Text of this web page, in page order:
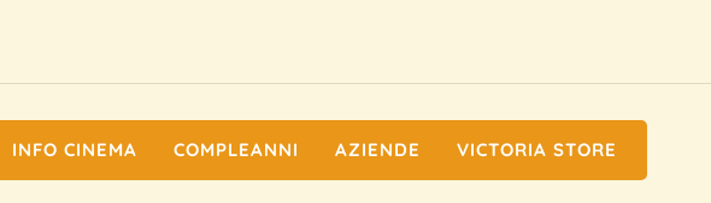
INFO CINEMA COMPLEANNI AZIENDE VICTORIA STORE